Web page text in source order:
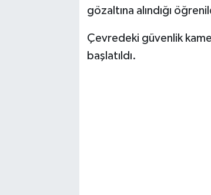
gözaltına alındığı
Çevredeki güvenlik
başlatıldı.